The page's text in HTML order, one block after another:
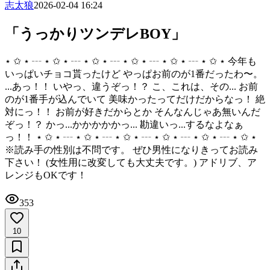
志太狼2026-02-04 16:24
「うっかりツンデレBOY」
⋆ ✩ ⋆ ┄ ⋆ ✩ ⋆ ┄ ⋆ ✩ ⋆ ┄ ⋆ ✩ ⋆ ┄ ⋆ ✩ ⋆ ┄ ⋆ ✩ ⋆ 今年も
いっぱいチョコ貰ったけど やっぱお前のが1番だったわ〜。
...あっ！！ いやっ、違うぞっ！？ こ、これは、その... お前
のが1番手が込んでいて 美味かったってだけだからなっ！ 絶
対にっ！！ お前が好きだからとか そんなんじゃあ無いんだ
ぞっ！？ かっ...かかかかかっ... 勘違いっ...するなよなぁ
っ！！ ⋆ ✩ ⋆ ┄ ⋆ ✩ ⋆ ┄ ⋆ ✩ ⋆ ┄ ⋆ ✩ ⋆ ┄ ⋆ ✩ ⋆ ┄ ⋆ ✩ ⋆
※読み手の性別は不問です。 ぜひ男性になりきってお読み
下さい！ (女性用に改変しても大丈夫です。) アドリブ、ア
レンジもOKです！
353
10